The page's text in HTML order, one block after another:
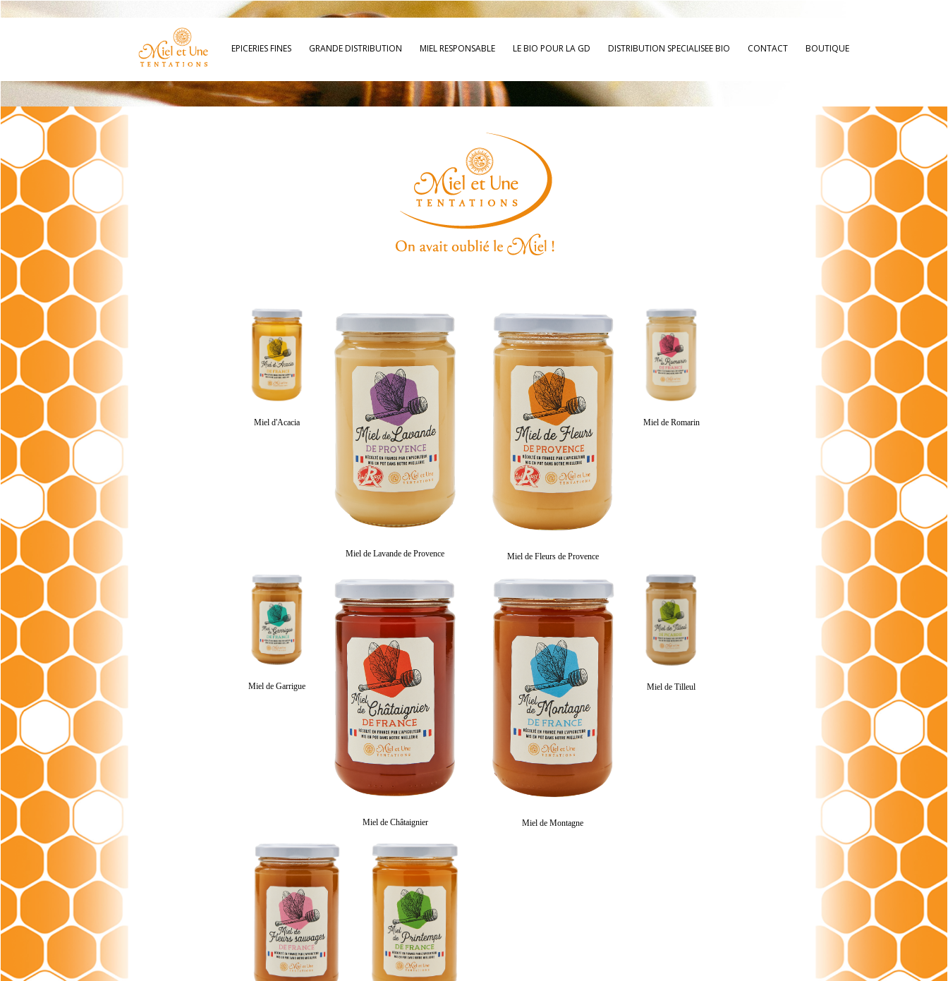
EPICERIES FINES GRANDE DISTRIBUTION MIEL RESPONSABLE LE BIO POUR LA GD DISTRIBUTION SPECIALISEE BIO CONTACT BOUTIQUE
Miel d'Acacia
Miel de Lavande de Provence Miel de Fleurs de Provence
Miel de Romarin
Miel de Garrigue
Miel de Châtaignier Miel de Montagne
Miel de Tilleul